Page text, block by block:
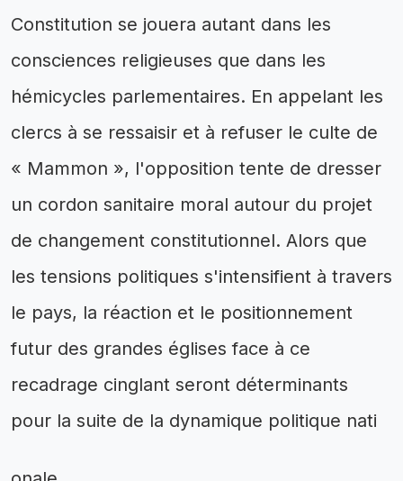
Constitution se jouera autant dans les
consciences religieuses que dans les
hémicycles parlementaires. En appelant les
clercs à se ressaisir et à refuser le culte de
« Mammon », l'opposition tente de dresser
un cordon sanitaire moral autour du projet
de changement constitutionnel. Alors que
les tensions politiques s'intensifient à travers
le pays, la réaction et le positionnement
futur des grandes églises face à ce
recadrage cinglant seront déterminants
pour la suite de la dynamique politique nati